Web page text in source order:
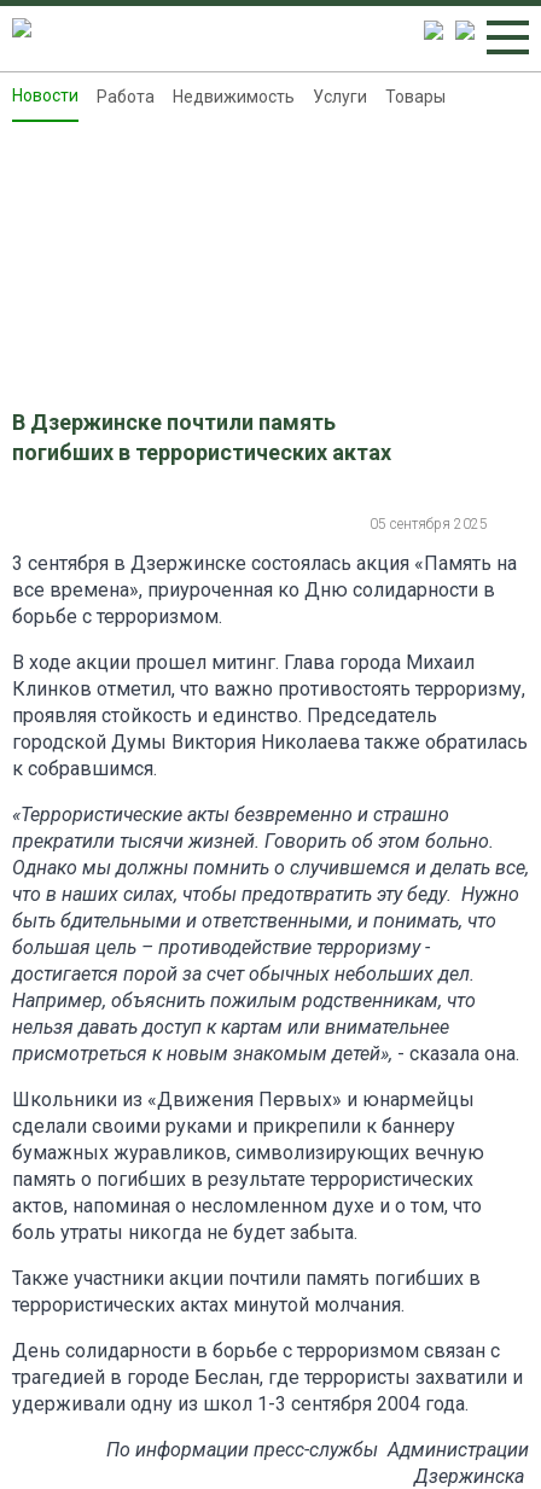
Новости
Новости Работа Недвижимость Услуги Товары
В Дзержинске почтили память
погибших в террористических актах
05 сентября 2025
3 сентября в Дзержинске состоялась акция «Память на
все времена», приуроченная ко Дню солидарности в
борьбе с терроризмом.
В ходе акции прошел митинг. Глава города Михаил
Клинков отметил, что важно противостоять терроризму,
проявляя стойкость и единство. Председатель
городской Думы Виктория Николаева также обратилась
к собравшимся.
«Террористические акты безвременно и страшно
прекратили тысячи жизней. Говорить об этом больно.
Однако мы должны помнить о случившемся и делать все,
что в наших силах, чтобы предотвратить эту беду. Нужно
быть бдительными и ответственными, и понимать, что
большая цель – противодействие терроризму -
достигается порой за счет обычных небольших дел.
Например, объяснить пожилым родственникам, что
нельзя давать доступ к картам или внимательнее
присмотреться к новым знакомым детей», - сказала она.
Школьники из «Движения Первых» и юнармейцы
сделали своими руками и прикрепили к баннеру
бумажных журавликов, символизирующих вечную
память о погибших в результате террористических
актов, напоминая о несломленном духе и о том, что
боль утраты никогда не будет забыта.
Также участники акции почтили память погибших в
террористических актах минутой молчания.
День солидарности в борьбе с терроризмом связан с
трагедией в городе Беслан, где террористы захватили и
удерживали одну из школ 1-3 сентября 2004 года.
По информации пресс-службы Администрации
Дзержинска